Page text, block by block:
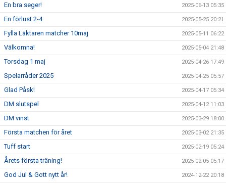
En bra seger! 2025-06-13 05:35
En förlust 2-4 2025-05-25 20:21
Fylla Läktaren matcher 10maj 2025-05-11 06:22
Välkomna! 2025-05-04 21:48
Torsdag 1 maj 2025-04-26 17:49
Spelarråder 2025 2025-04-25 05:57
Glad Påsk! 2025-04-17 05:34
DM slutspel 2025-04-12 11:03
DM vinst 2025-03-29 18:00
Första matchen för året 2025-03-02 21:35
Tuff start 2025-02-19 05:24
Årets första träning! 2025-02-05 05:17
God Jul & Gott nytt år! 2024-12-22 20:18